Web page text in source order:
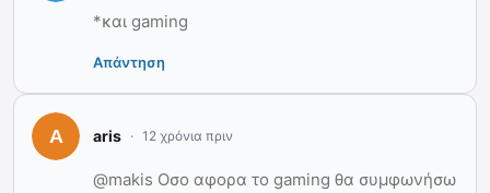
*και gaming
Απάντηση
aris 12 χρόνια πριν
@makis Οσο αφορα το gaming θα συμφωνήσω